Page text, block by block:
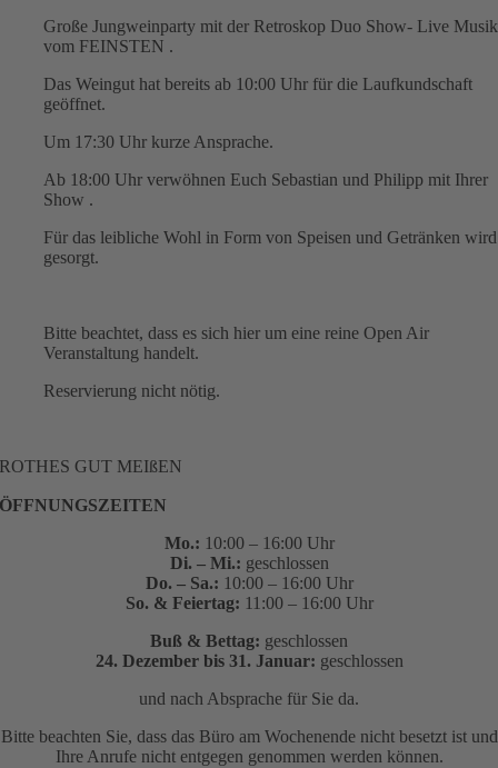
Große Jungweinparty mit der Retroskop Duo Show- Live Musik
vom FEINSTEN .
Das Weingut hat bereits ab 10:00 Uhr für die Laufkundschaft
geöffnet.
Um 17:30 Uhr kurze Ansprache.
Ab 18:00 Uhr verwöhnen Euch Sebastian und Philipp mit Ihrer
Show .
Für das leibliche Wohl in Form von Speisen und Getränken wird
gesorgt.
Bitte beachtet, dass es sich hier um eine reine Open Air
Veranstaltung handelt.
Reservierung nicht nötig.
ROTHES GUT MEIßEN
ÖFFNUNGSZEITEN
Mo.: 10:00 – 16:00 Uhr
Di. – Mi.: geschlossen
Do. – Sa.: 10:00 – 16:00 Uhr
So. & Feiertag: 11:00 – 16:00 Uhr
Buß & Bettag: geschlossen
24. Dezember bis 31. Januar: geschlossen
und nach Absprache für Sie da.
Bitte beachten Sie, dass das Büro am Wochenende nicht besetzt ist und
Ihre Anrufe nicht entgegen genommen werden können.